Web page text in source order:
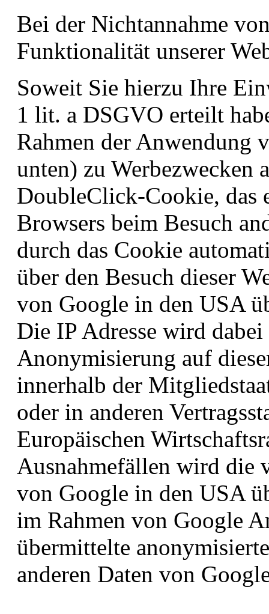
Bei der Nichtannahme
Funktionalität unserer
Soweit Sie hierzu Ihre
1 lit. a DSGVO erteilt
Rahmen der Anwendung
unten) zu Werbezwecken
DoubleClick-Cookie, das
Browsers beim Besuch
durch das Cookie
über den Besuch dieser
von Google in den USA
Die IP Adresse wird
Anonymisierung auf
innerhalb der
oder in anderen
Europäischen
Ausnahmefällen wird die
von Google in den USA
im Rahmen von Google
übermittelte
anderen Daten von